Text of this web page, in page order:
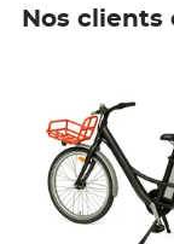
Nos